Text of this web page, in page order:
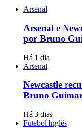
Arsenal
Arsenal e
por Bruno
Há 1 dia
Arsenal
Newcastle
Bruno
Há 3 dias
Futebol Inglês